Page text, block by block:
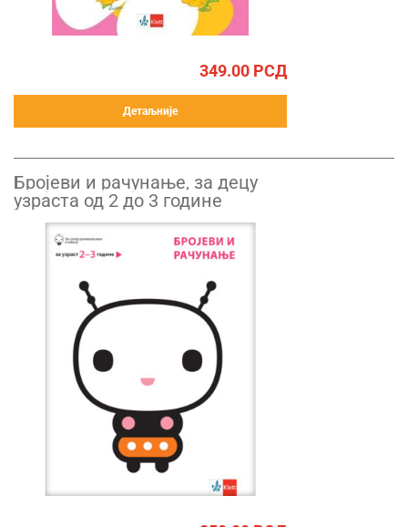
349.00 РСД
Детаљније
Бројеви и рачунање, за децу
узраста од 2 до 3 године